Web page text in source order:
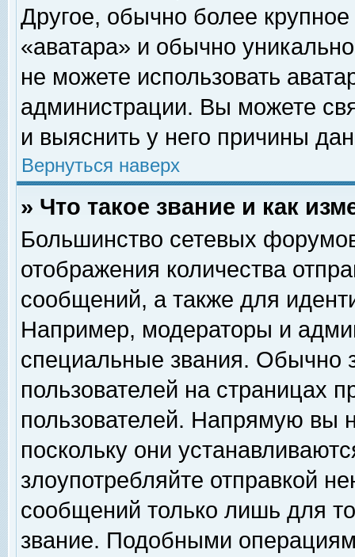
Другое, обычно более
«аватара» и обычно
не можете использовать
администрации. Вы можете
и выяснить у него причины
Вернуться наверх
» Что такое звание и как
Большинство сетевых
отображения количества
сообщений, а также для
Например, модераторы и
специальные звания. Обычно
пользователей на страницах
пользователей. Напрямую вы
поскольку они
злоупотребляйте отправкой
сообщений только лишь для
звание. Подобными